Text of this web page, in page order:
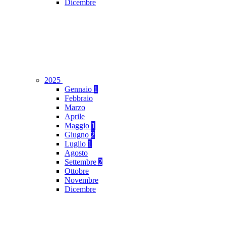
Dicembre
2025
Gennaio 1
Febbraio
Marzo
Aprile
Maggio 1
Giugno 2
Luglio 1
Agosto
Settembre 2
Ottobre
Novembre
Dicembre